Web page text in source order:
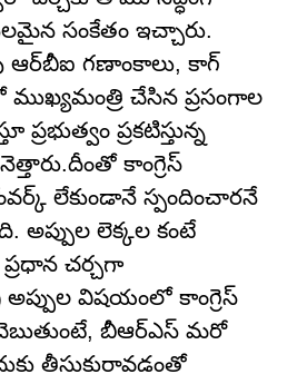
సంకేతం ఇచ్చారు.
ఆర్‌బీఐ గణాంకాలు, కాగ్
ముఖ్యమంత్రి చేసిన ప్రసంగాల
ప్రకటిస్తున్న
కాంగ్రెస్
లేకుండానే స్పందించారనే
అప్పుల లెక్కల కంటే
చర్చగా
విషయంలో కాంగ్రెస్
చెబుతుంటే, బీఆర్ఎస్ మరో
తీసుకురావడంతో